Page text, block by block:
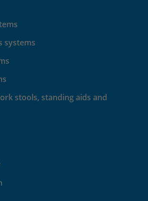
systems
stools, standing aids and